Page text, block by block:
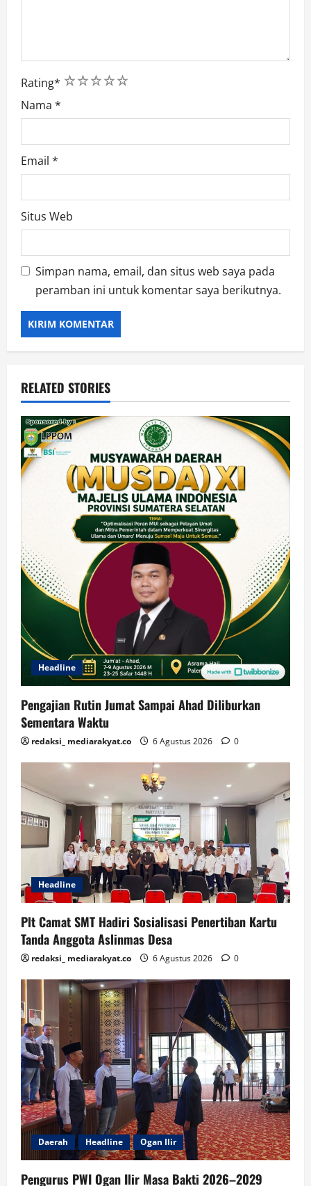
Rating* 5
4
3
2
1
Nama *
Email *
Situs Web
Simpan nama, email, dan situs web saya pada
peramban ini untuk komentar saya berikutnya.
RELATED STORIES
Headline
Pengajian Rutin Jumat Sampai Ahad Diliburkan
Sementara Waktu
redaksi_ mediarakyat.co 6 Agustus 2026 0
Headline
Plt Camat SMT Hadiri Sosialisasi Penertiban Kartu
Tanda Anggota Aslinmas Desa
redaksi_ mediarakyat.co 6 Agustus 2026 0
Daerah Headline Ogan Ilir
Pengurus PWI Ogan Ilir Masa Bakti 2026–2029